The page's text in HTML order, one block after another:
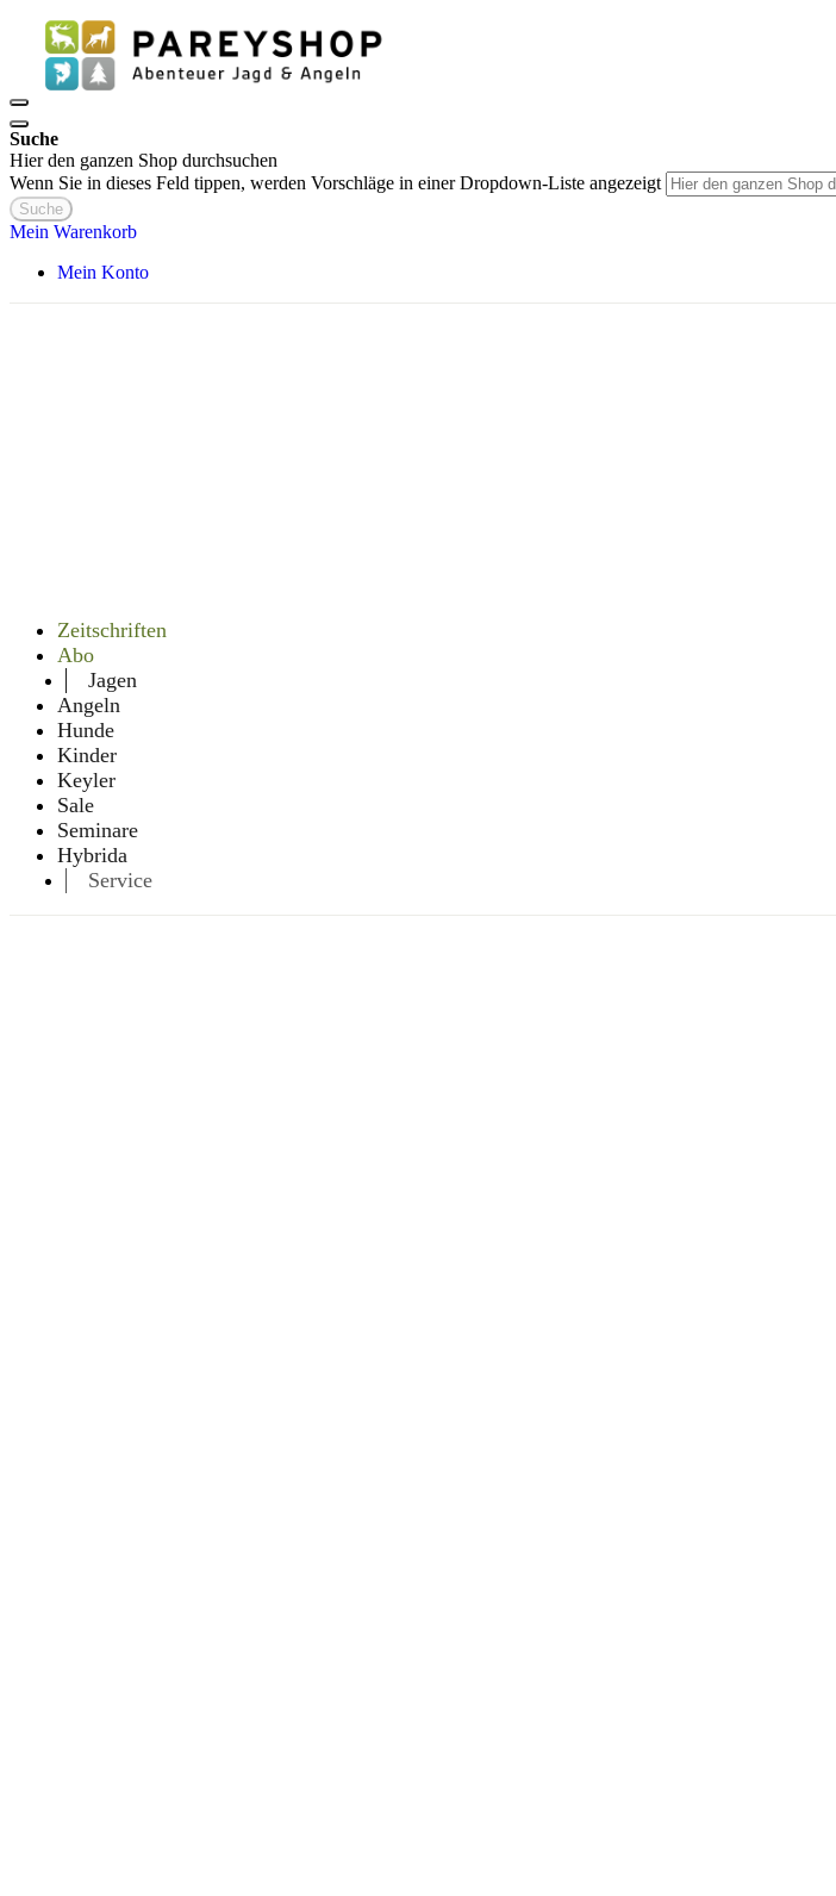
Suche
Hier den ganzen Shop durchsuchen
Wenn Sie in dieses Feld tippen, werden Vorschläge in einer Dropdown-Liste angezeigt
Suche
Mein Warenkorb
Mein Konto
Zeitschriften
Abo
Jagen
Angeln
Hunde
Kinder
Keyler
Sale
Seminare
Hybrida
Service